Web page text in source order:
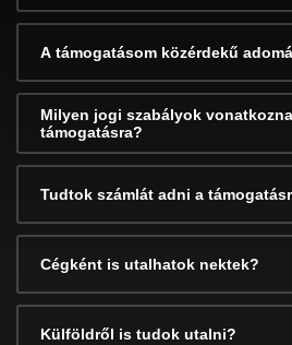
A támogatásom közérdekű
Milyen jogi szabályok
támogatásra?
Tudtok számlát adni a
Cégként is utalhatok nektek?
Külföldről is tudok utalni?